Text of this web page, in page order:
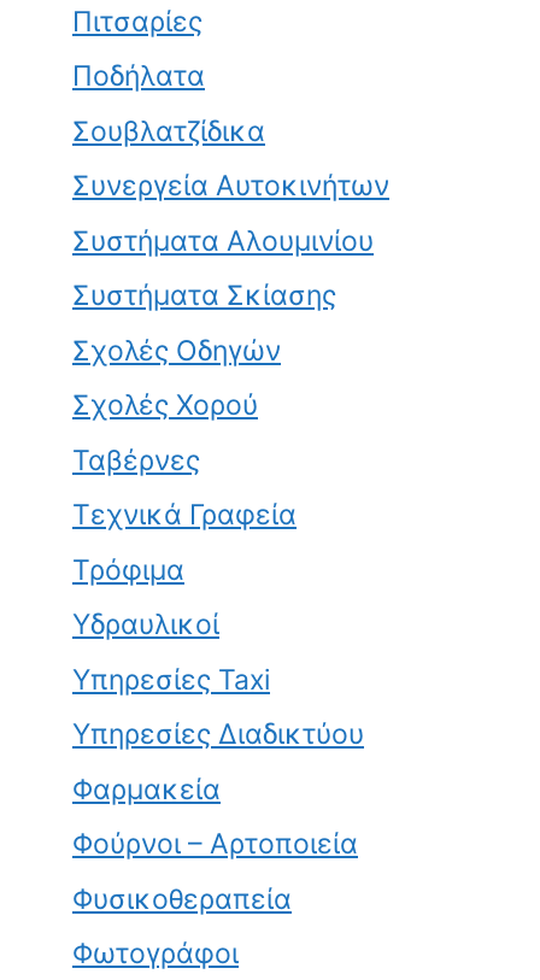
Πιτσαρίες
Ποδήλατα
Σουβλατζίδικα
Συνεργεία Αυτοκινήτων
Συστήματα Αλουμινίου
Συστήματα Σκίασης
Σχολές Οδηγών
Σχολές Χορού
Ταβέρνες
Τεχνικά Γραφεία
Τρόφιμα
Υδραυλικοί
Υπηρεσίες Taxi
Υπηρεσίες Διαδικτύου
Φαρμακεία
Φούρνοι – Αρτοποιεία
Φυσικοθεραπεία
Φωτογράφοι